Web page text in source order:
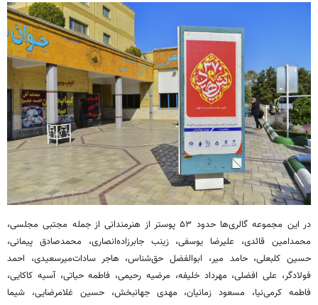
در این مجموعه گالری‌ها حدود ۵۳ پوستر از هنرمندانی از جمله مجتبی مجلسی،
محمدامین قائدی، علیرضا یوسفی، زینبجابرزاده‌انصاری، محمدصادق پیمانی،
حسین کلبعلی، حامد میر، ابوالفضل حق‌شناس، هاجرسادات‌میرسعیدی، احمد
فولادگر، علی افضلی، مهرداد خلیفه، مرضیه رحیمی، فاطمه حیاتی، آسیه کاکایی،
فاطمه کرمی‌نیا، مسعود زمانیان، مهدی جهانبخش، حسین غلامرضایی، شیما